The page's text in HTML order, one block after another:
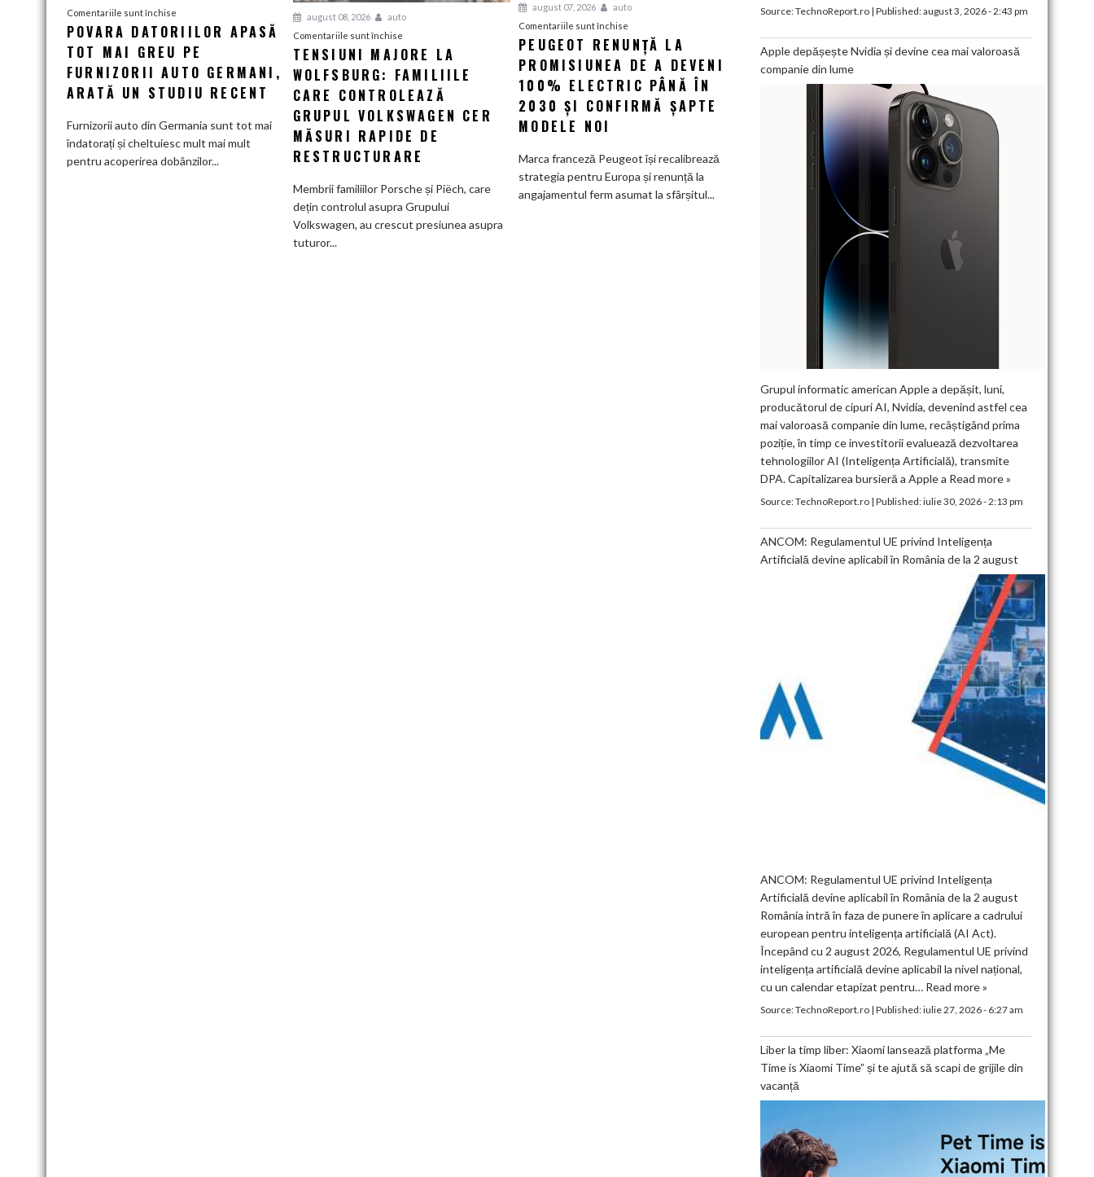
Comentariile sunt închise
Povara
datoriilor
apasă
mai
furnizorii
POVARA DATORIILOR APASĂ
TOT MAI GREU PE
FURNIZORII AUTO GERMANI,
ARATĂ UN STUDIU RECENT
Furnizorii auto din Germania sunt tot mai
îndatorați și cheltuiesc mult mai mult
pentru acoperirea dobânzilor...
august 08, 2026
auto
Comentariile sunt închisepentru
Tensiuni
majore
la
Familiile
care
controlează
Volkswagen
cer
măsuri
TENSIUNI MAJORE LA
WOLFSBURG: FAMILIILE
CARE CONTROLEAZĂ
GRUPUL VOLKSWAGEN CER
MĂSURI RAPIDE DE
RESTRUCTURARE
Membrii familiilor Porsche și Piëch, care
dețin controlul asupra Grupului
Volkswagen, au crescut presiunea asupra
tuturor...
august 07, 2026
auto
Comentariile sunt închise
Peugeot
renunță
la
promisiunea
de
100%
electric
PEUGEOT RENUNȚĂ LA
PROMISIUNEA DE A DEVENI
100% ELECTRIC PÂNĂ ÎN
2030 ȘI CONFIRMĂ ȘAPTE
MODELE NOI
Marca franceză Peugeot își recalibrează
strategia pentru Europa și renunță la
angajamentul ferm asumat la sfârșitul...
Source:TechnoReport.ro| Published:august 3, 2026 - 2:43 pm
Apple depășește Nvidia și devine cea mai valoroasă
companie din lume
Grupul informatic american Apple a depășit, luni,
producătorul de cipuri AI, Nvidia, devenind astfel cea
mai valoroasă companie din lume, recâștigând prima
poziție, în timp ce investitorii evaluează dezvoltarea
tehnologiilor AI (Inteligența Artificială), transmite
DPA. Capitalizarea bursieră a Apple a Read more »
Source:TechnoReport.ro| Published:iulie 30, 2026 - 2:13 pm
ANCOM: Regulamentul UE privind Inteligența
Artificială devine aplicabil în România de la 2 august
ANCOM: Regulamentul UE privind Inteligența
Artificială devine aplicabil în România de la 2 august
România intră în faza de punere în aplicare a cadrului
european pentru inteligența artificială (AI Act).
Începând cu 2 august 2026, Regulamentul UE privind
inteligența artificială devine aplicabil la nivel național,
cu un calendar etapizat pentru… Read more »
Source:TechnoReport.ro| Published:iulie 27, 2026 - 6:27 am
Liber la timp liber: Xiaomi lansează platforma „Me
Time is Xiaomi Time” și te ajută să scapi de grijile din
vacanță